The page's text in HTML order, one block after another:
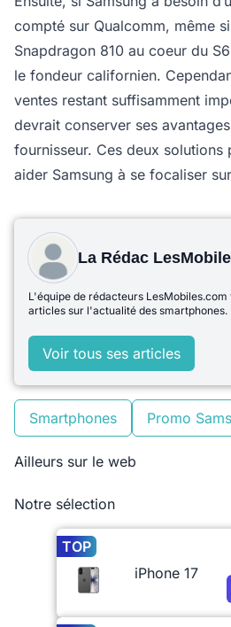
compté sur Qualcomm, même
Snapdragon 810 au coeur du
le fondeur californien.
ventes restant suffisamment
devrait conserver ses
fournisseur. Ces deux solutions
aider Samsung à se focaliser
La Rédac
L'équipe de rédacteurs
articles sur l'actualité des smartphones.
Voir tous ses articles
Smartphones Promo
Ailleurs sur le web
Notre sélection
TOP
iPhone 17